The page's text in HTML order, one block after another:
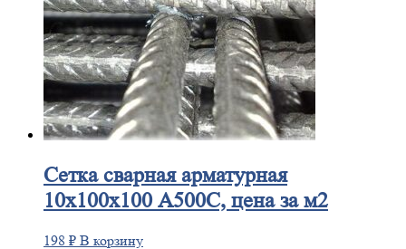
Сеткасварная арматурная
10х100х100 А500С, цена за м2
198 ₽ В корзину